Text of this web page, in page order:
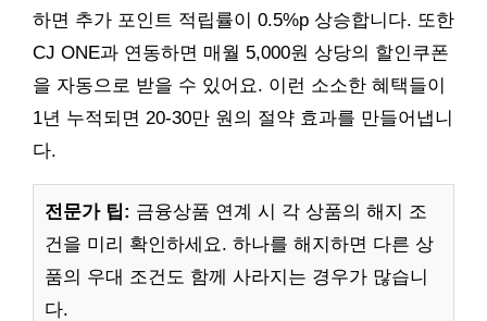
하면 추가 포인트 적립률이 0.5%p 상승합니다. 또한
CJ ONE과 연동하면 매월 5,000원 상당의 할인쿠폰
을 자동으로 받을 수 있어요. 이런 소소한 혜택들이
1년 누적되면 20-30만 원의 절약 효과를 만들어냅니
다.
전문가 팁: 금융상품 연계 시 각 상품의 해지 조
건을 미리 확인하세요. 하나를 해지하면 다른 상
품의 우대 조건도 함께 사라지는 경우가 많습니
다.